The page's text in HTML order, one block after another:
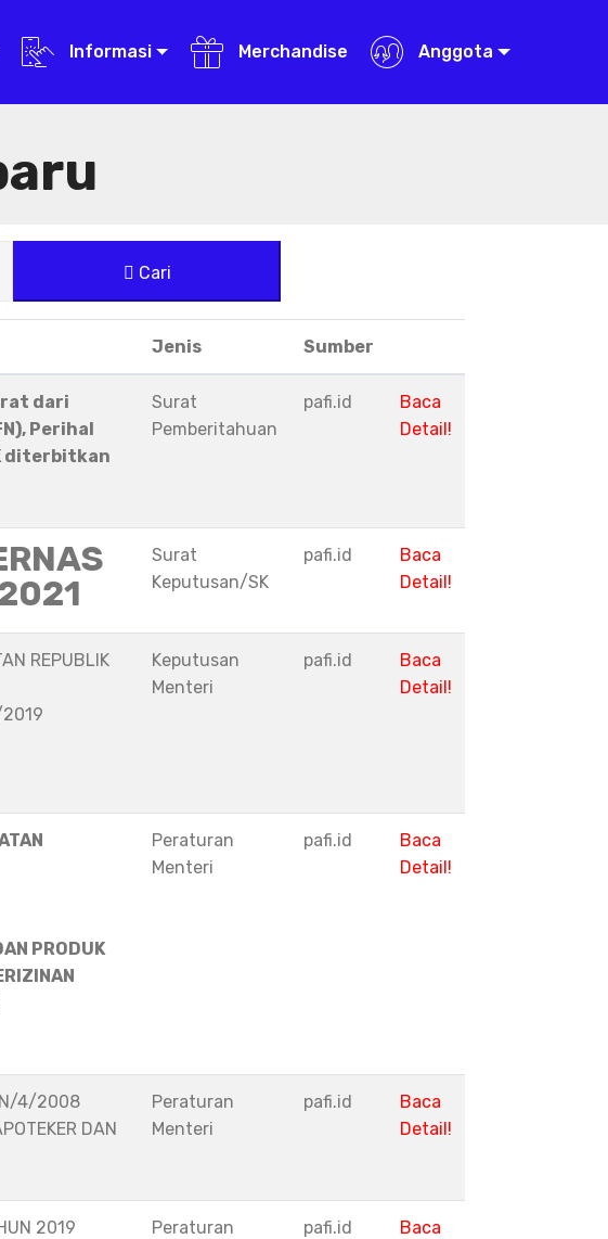
Informasi Merchandise Anggota
Cari
Jenis Sumber
dari
Perihal
diterbitkan
Surat
Pemberitahuan
pafi.id
Baca
Detail!
Surat
Keputusan/SK
pafi.id
Baca
Detail!
REPUBLIK
2019
Keputusan
Menteri
pafi.id
Baca
Detail!
PRODUK
Peraturan
Menteri
pafi.id
Baca
Detail!
4/2008
DAN
Peraturan
Menteri
pafi.id
Baca
Detail!
2019
Peraturan
pafi.id
Baca